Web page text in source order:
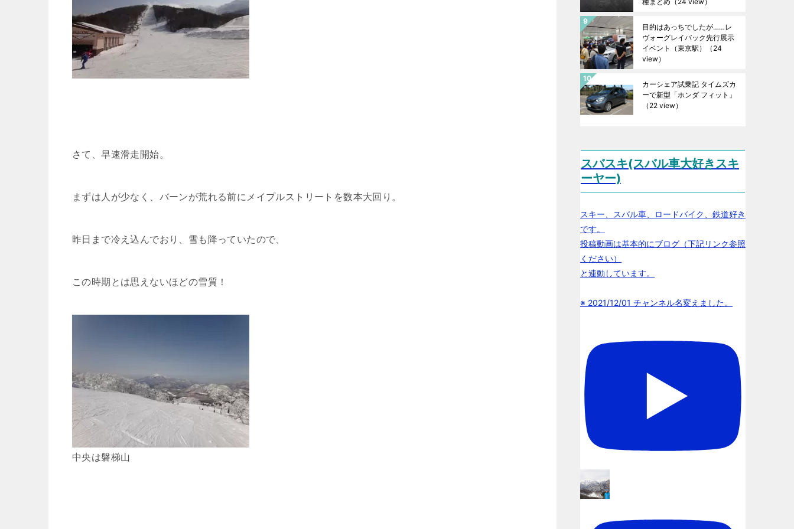
さて、早速滑走開始。
まずは人が少なく、バーンが荒れる前にメイプルストリートを数本大回り。
昨日まで冷え込んでおり、雪も降っていたので、
この時期とは思えないほどの雪質！
中央は磐梯山
目的はあっちでしたが……レ
ヴォーグレイバック先行展示
イベント（東京駅）
（24
view）
カーシェア試乗記 タイムズカ
ーで新型「ホンダ フィット」
（22 view）
スバスキ(スバル車大好きスキ
ーヤー)
スキー、スバル車、ロードバイク、鉄道好き
です。
投稿動画は基本的にブログ（下記リンク参照
ください）
と連動しています。
※ 2021/12/01 チャンネル名変えました。